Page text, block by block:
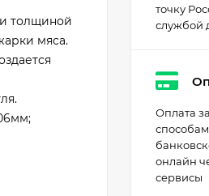
толщиной
мяса.
точку
службой
Оплата
онлайн
сервисы